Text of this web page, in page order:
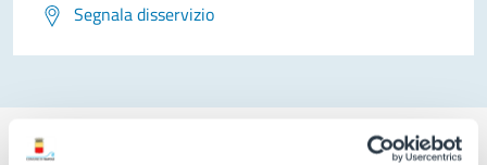
Segnala disservizio